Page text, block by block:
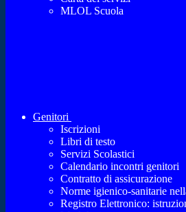
MLOL Scuola
Genitori
Iscrizioni
Libri di testo
Servizi Scolastici
Calendario incontri genitori
Contratto di assicurazione
Norme igienico-sanitarie
Registro Elettronico: